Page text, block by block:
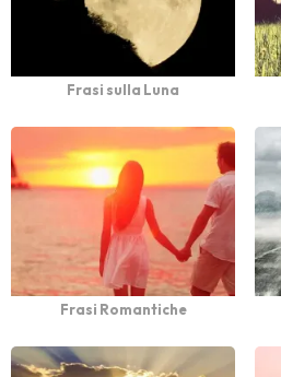
Frasi sulla Luna
Frasi Romantiche